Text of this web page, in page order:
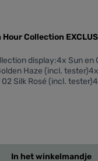
Collection
display:4x Sun en
Haze (incl.
Silk Rosé (incl.
In het winkelmandje